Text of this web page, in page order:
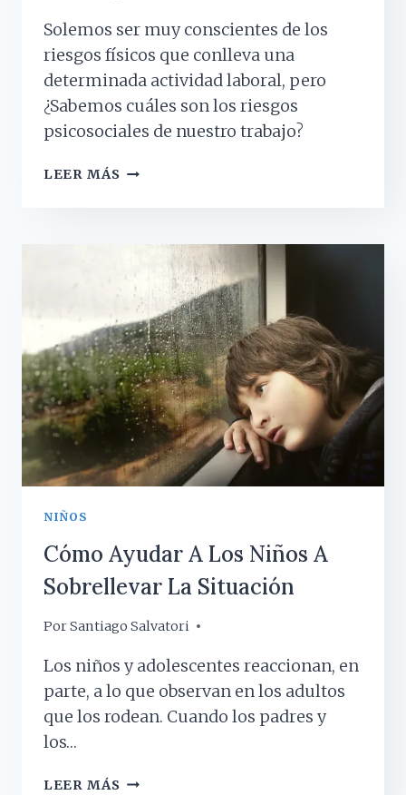
Solemos ser muy conscientes de los
riesgos físicos que conlleva una
determinada actividad laboral, pero
¿Sabemos cuáles son los riesgos
psicosociales de nuestro trabajo?
LEER MÁS RIESGOS
NIÑOS
Cómo Ayudar A Los Niños A
Sobrellevar La Situación
PorSantiago Salvatori
5 agosto, 2020
Los niños y adolescentes reaccionan, en
parte, a lo que observan en los adultos
que los rodean. Cuando los padres y
los…
LEER MÁS CÓMO